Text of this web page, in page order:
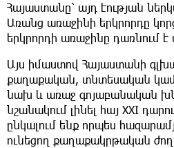
Հայաստանը՝ այդ էության
Առանց առաջինի երկրորդը
երկրորդի առաջինը դառնում
Այս իմաստով Հայաստանի
քաղաքական, տնտեսական կամ
նախ և առաջ գոյաբանական
նշանակում լինել հայ XXI
ընկալում ենք որպես
ունեցող քաղաքակրթական